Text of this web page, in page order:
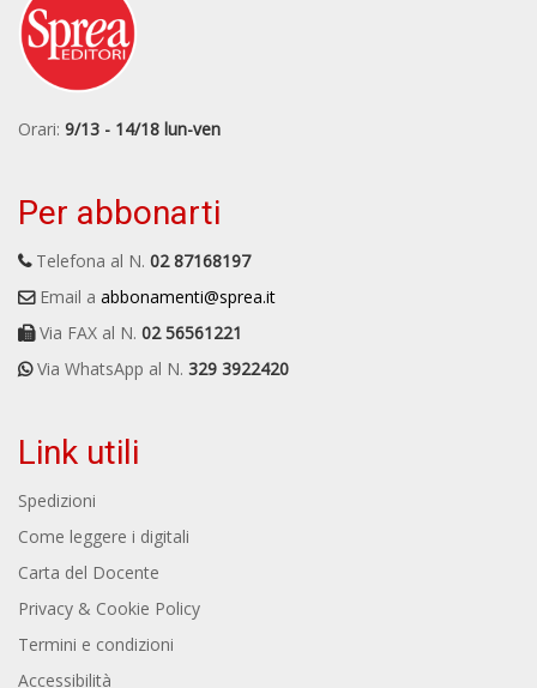
Orari: 9/13 - 14/18 lun-ven
Per abbonarti
Telefona al N. 02 87168197
Email a abbonamenti@sprea.it
Via FAX al N. 02 56561221
Via WhatsApp al N. 329 3922420
Link utili
Spedizioni
Come leggere i digitali
Carta del Docente
Privacy & Cookie Policy
Termini e condizioni
Accessibilità